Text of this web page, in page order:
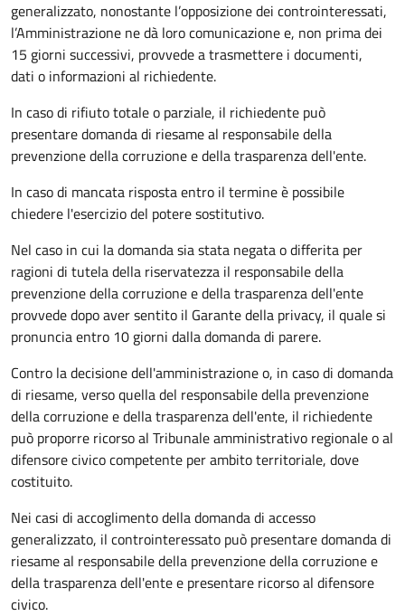
generalizzato, nonostante l’opposizione dei controinteressati,
l’Amministrazione ne dà loro comunicazione e, non prima dei
15 giorni successivi, provvede a trasmettere i documenti,
dati o informazioni al richiedente.
In caso di rifiuto totale o parziale, il richiedente può
presentare domanda di riesame al responsabile della
prevenzione della corruzione e della trasparenza dell'ente.
In caso di mancata risposta entro il termine è possibile
chiedere l'esercizio del potere sostitutivo.
Nel caso in cui la domanda sia stata negata o differita per
ragioni di tutela della riservatezza il responsabile della
prevenzione della corruzione e della trasparenza dell'ente
provvede dopo aver sentito il Garante della privacy, il quale si
pronuncia entro 10 giorni dalla domanda di parere.
Contro la decisione dell'amministrazione o, in caso di domanda
di riesame, verso quella del responsabile della prevenzione
della corruzione e della trasparenza dell'ente, il richiedente
può proporre ricorso al Tribunale amministrativo regionale o al
difensore civico competente per ambito territoriale, dove
costituito.
Nei casi di accoglimento della domanda di accesso
generalizzato, il controinteressato può presentare domanda di
riesame al responsabile della prevenzione della corruzione e
della trasparenza dell'ente e presentare ricorso al difensore
civico.